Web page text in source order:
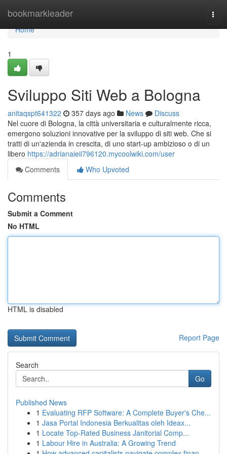
bookmarkleader
Home
Home
1
Sviluppo Siti Web a Bologna
anitaqspt641322 357 days ago News
Discuss
Nel cuore di Bologna, la città universitaria e culturalmente ricca,
emergono soluzioni innovative per la sviluppo di siti web. Che si
tratti di un'azienda in crescita, di uno start-up ambizioso o di un
libero https://adrianaieii796120.mycoolwiki.com/user
Comments
Who Upvoted
Comments
Submit a Comment
No HTML
HTML is disabled
Report Page
Search
Go
Published News
1 Evaluating RFP Software: A Complete Buyer's Che...
1 Jasa Portal Indonesia Berkualitas oleh Ideax...
1 Locate Top-Rated Business Janitorial Comp...
1 Labour Hire in Australia: A Growing Trend